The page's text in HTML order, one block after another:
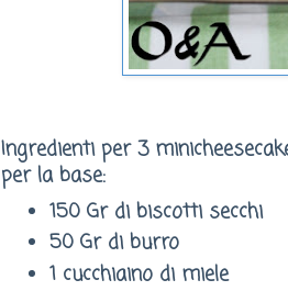
Ingredienti per 3
per la base:
150 Gr di biscotti secchi
50 Gr di burro
1 cucchiaino di miele